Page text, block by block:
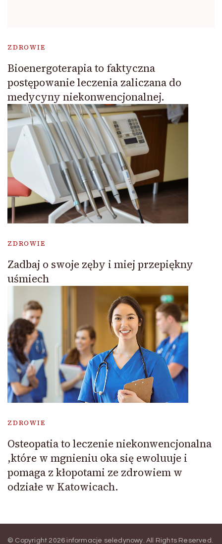
ZDROWIE
Bioenergoterapia to faktyczna
postępowanie leczenia zaliczana do
medycyny niekonwencjonalnej.
ZDROWIE
Zadbaj o swoje zęby i miej przepiękny
uśmiech
ZDROWIE
Osteopatia to leczenie niekonwencjonalna
,które w mgnieniu oka się ewoluuje i
pomaga z kłopotami ze zdrowiem w
odziałe w Katowicach.
© Copyright 2026 informacje seledynowy . All Rights Reserved.